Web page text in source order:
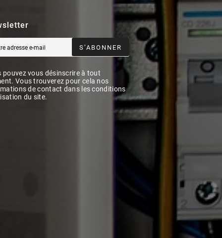
S’ABONNER
pouvez vous désinscrire à tout
Vous trouverez pour cela nos
de contact dans les conditions
du site.